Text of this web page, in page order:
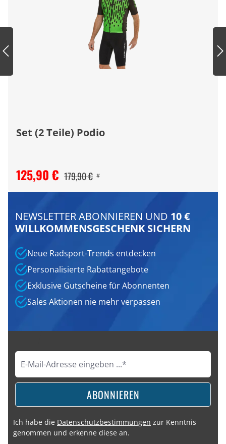
Set (2 Teile) Podio
125,90 € 179,90 € #
NEWSLETTER ABONNIEREN UND 10 €
WILLKOMMENSGESCHENK SICHERN
Neue Radsport-Trends entdecken
Personalisierte Rabattangebote
Exklusive Gutscheine für Abonnenten
Sales Aktionen nie mehr verpassen
ABONNIEREN
Ich habe die Datenschutzbestimmungen zur Kenntnis
genommen und erkenne diese an.